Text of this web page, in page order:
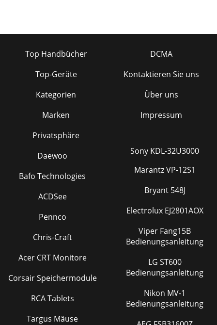
Top Handbücher
Top-Geräte
Kategorien
Marken
Privatsphäre
DCMA
Kontaktieren Sie uns
Über uns
Impressum
Daewoo
Bafo Technologies
ACDSee
Pennco
Chris-Craft
Acer CRT Monitore
Corsair Speichermodule
RCA Tablets
Targus Mäuse
Sony KDL-32U3000
Marantz VP-12S1
Bryant 548J
Electrolux EJ2801AOX
Viper Fang15B
Bedienungsanleitung
LG ST600
Bedienungsanleitung
Nikon MV-1
Bedienungsanleitung